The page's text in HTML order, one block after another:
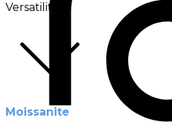
Versatilité
Moissanite